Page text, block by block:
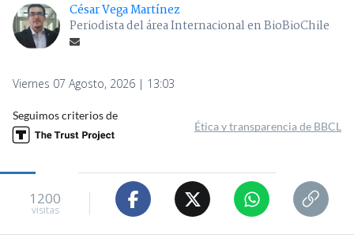
César Vega Martínez
Periodista del área Internacional en BioBioChile
Viernes 07 Agosto, 2026 | 13:03
Seguimos criterios de
Ética y transparencia de BBCL
1200
visitas